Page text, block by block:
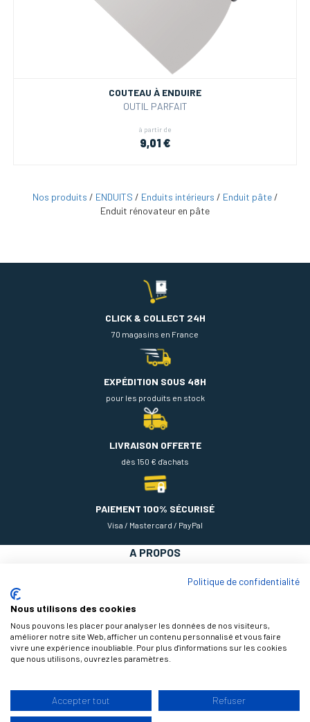
COUTEAU À ENDUIRE
OUTIL PARFAIT
à partir de
9,01 €
Nos produits / ENDUITS / Enduits intérieurs / Enduit pâte/
Enduit rénovateur en pâte
CLICK & COLLECT 24H
70 magasins en France
EXPÉDITION SOUS 48H
pour les produits en stock
LIVRAISON OFFERTE
dès 150 € d'achats
PAIEMENT 100% SÉCURISÉ
Visa / Mastercard / PayPal
A PROPOS
Politique de confidentialité
Nous utilisons des cookies
Nous pouvons les placer pour analyser les données de nos visiteurs,
améliorer notre site Web, afficher un contenu personnalisé et vous faire
vivre une expérience inoubliable. Pour plus d'informations sur les cookies
que nous utilisons, ouvrez les paramètres.
Accepter tout Refuser